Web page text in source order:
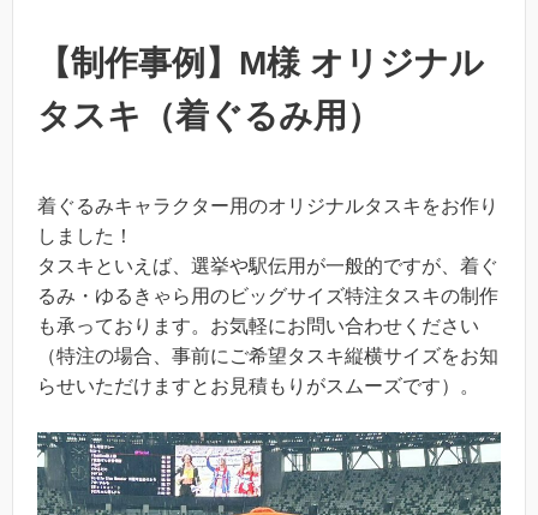
【制作事例】M様 オリジナル
タスキ（着ぐるみ用）
着ぐるみキャラクター用のオリジナルタスキをお作り
しました！
タスキといえば、選挙や駅伝用が一般的ですが、着ぐ
るみ・ゆるきゃら用のビッグサイズ特注タスキの制作
も承っております。お気軽にお問い合わせください
（特注の場合、事前にご希望タスキ縦横サイズをお知
らせいただけますとお見積もりがスムーズです）。